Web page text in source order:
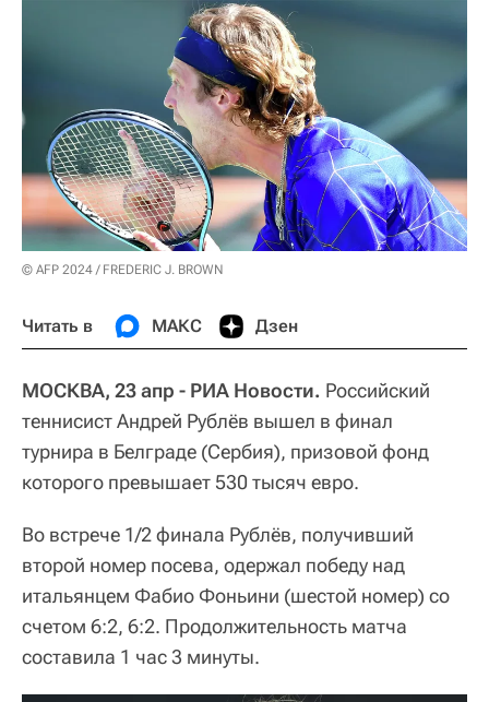
© AFP 2024 / FREDERIC J. BROWN
Читать в МАКС Дзен
МОСКВА, 23 апр - РИА Новости. Российский
теннисист Андрей Рублёв вышел в финал
турнира в Белграде (Сербия), призовой фонд
которого превышает 530 тысяч евро.
Во встрече 1/2 финала Рублёв, получивший
второй номер посева, одержал победу над
итальянцем Фабио Фоньини (шестой номер) со
счетом 6:2, 6:2. Продолжительность матча
составила 1 час 3 минуты.